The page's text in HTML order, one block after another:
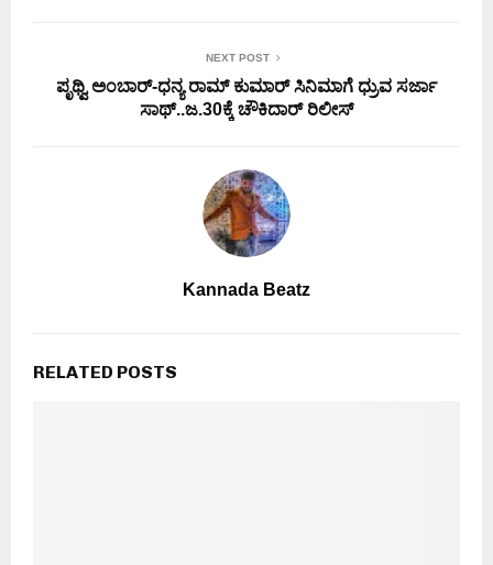
NEXT POST
ಪೃಥ್ವಿ ಅಂಬಾರ್-ಧನ್ಯ ರಾಮ್ ಕುಮಾರ್ ಸಿನಿಮಾಗೆ ಧ್ರುವ ಸರ್ಜಾ
ಸಾಥ್..ಜ.30ಕ್ಕೆ ಚೌಕಿದಾರ್ ರಿಲೀಸ್
Kannada Beatz
RELATED POSTS